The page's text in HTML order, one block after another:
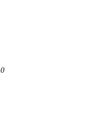
0